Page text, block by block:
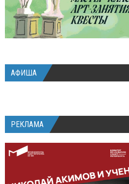
АФИША
РЕКЛАМА